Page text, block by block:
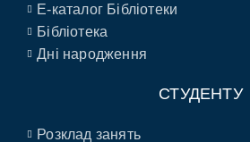
E-каталог Бібліотеки
Бібліотека
Дні народження
СТУДЕНТУ
Розклад занять